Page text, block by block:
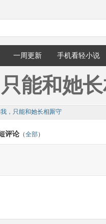
一周更新 手机看轻小说
能和她
，只能和她长相厮守
评论 （全部）